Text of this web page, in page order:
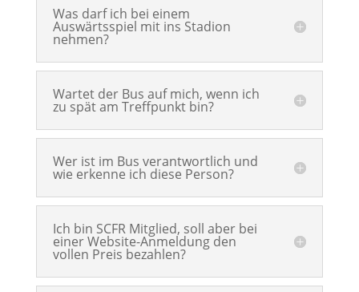
Was darf ich bei einem
Auswärtsspiel mit ins Stadion
nehmen?
Wartet der Bus auf mich, wenn ich
zu spät am Treffpunkt bin?
Wer ist im Bus verantwortlich und
wie erkenne ich diese Person?
Ich bin SCFR Mitglied, soll aber bei
einer Website-Anmeldung den
vollen Preis bezahlen?